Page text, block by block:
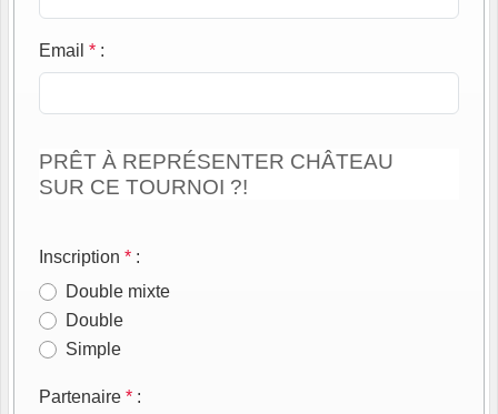
Email * :
PRÊT À REPRÉSENTER CHÂTEAU
SUR CE TOURNOI ?!
Inscription * :
Double mixte
Double
Simple
Partenaire * :